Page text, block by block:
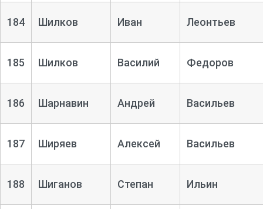
184 Шилков Иван Леонтьев
185 Шилков Василий Федоров
186 Шарнавин Андрей Васильев
187 Ширяев Алексей Васильев
188 Шиганов Степан Ильин